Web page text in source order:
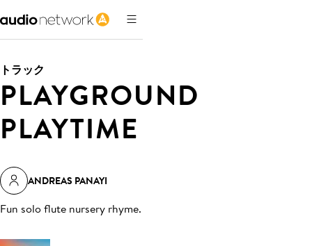
トラック
PLAYGROUND
PLAYTIME
ANDREAS PANAYI
Fun solo flute nursery rhyme.